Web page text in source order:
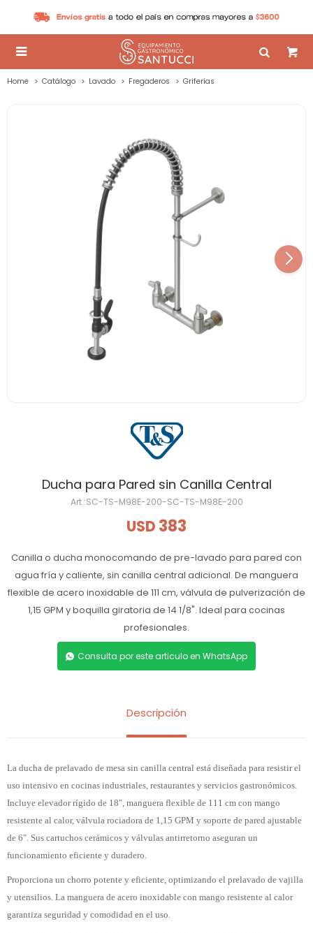

Home Catálogo Lavado Fregaderos Griferías
Ducha para Pared sin Canilla Central
SC-TS-M98E-200-SC-TS-M98E-200
USD 383
Canilla o ducha monocomando de pre-lavado para pared con
agua fría y caliente, sin canilla central adicional. De manguera
flexible de acero inoxidable de 111 cm, válvula de pulverización de
1,15 GPM y boquilla giratoria de 14 1/8". Ideal para cocinas
profesionales.
Consulta por este articulo en WhatsApp
Descripción
La ducha de prelavado de mesa sin canilla central está diseñada para resistir el
uso intensivo en cocinas industriales, restaurantes y servicios gastronómicos.
Incluye elevador rígido de 18", manguera flexible de 111 cm con mango
resistente al calor, válvula rociadora de 1,15 GPM y soporte de pared ajustable
de 6". Sus cartuchos cerámicos y válvulas antirretorno aseguran un
funcionamiento eficiente y duradero.
Proporciona un chorro potente y eficiente, optimizando el prelavado de vajilla
y utensilios. La manguera de acero inoxidable con mango resistente al calor
garantiza seguridad y comodidad en el uso.